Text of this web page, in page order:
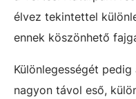
élvez tekintettel
ennek köszönhető
Különlegességét
nagyon távol eső,